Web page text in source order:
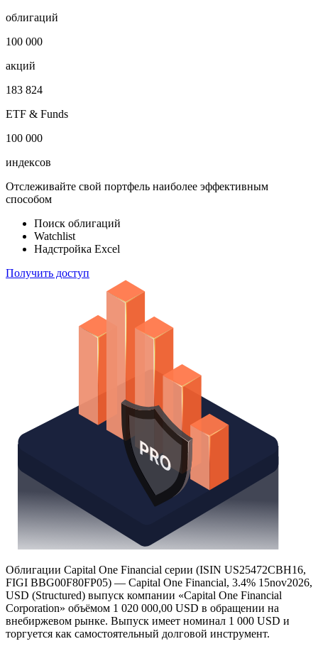
облигаций
100 000
акций
183 824
ETF & Funds
100 000
индексов
Отслеживайте свой портфель наиболее эффективным
способом
Поиск облигаций
Watchlist
Надстройка Excel
Получить доступ
Облигации Capital One Financial серии (ISIN US25472CBH16,
FIGI BBG00F80FP05) — Capital One Financial, 3.4% 15nov2026,
USD (Structured) выпуск компании «Capital One Financial
Corporation» объёмом 1 020 000,00 USD в обращении на
внебиржевом рынке. Выпуск имеет номинал 1 000 USD и
торгуется как самостоятельный долговой инструмент.